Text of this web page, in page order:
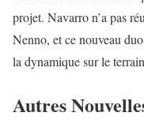
projet. Navarro n’a pas
Nenno, et ce nouveau
la dynamique sur le
Autres